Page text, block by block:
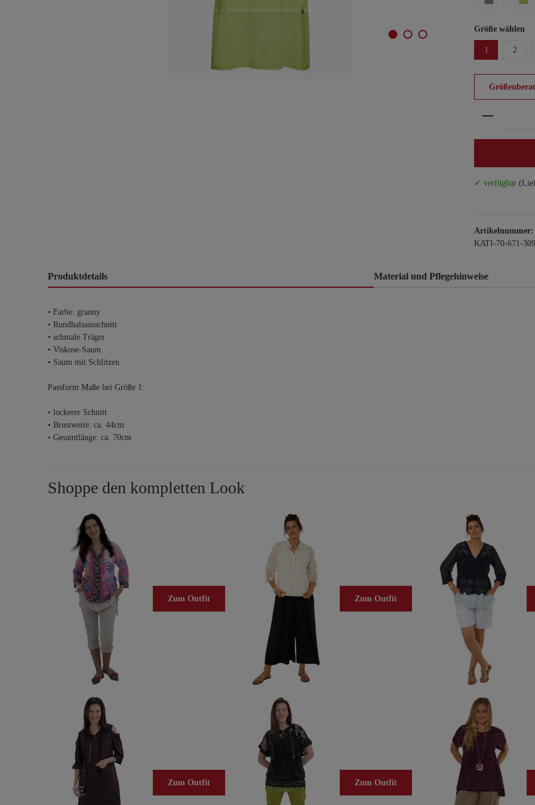
Größe wählen
1 2
Produkt
✓ verfügbar
Artikelnummer:
KATI-70-671-309
Produktdetails Material und Pflegehinweise
• Farbe: granny
• Rundhalsausschnitt
• schmale Träger
• Viskose-Saum
• Saum mit Schlitzen
Passform Maße bei Größe 1:
• lockerer Schnitt
• Brustweite: ca. 44cm
• Gesamtlänge: ca. 70cm
Shoppe den kompletten Look
Zum Outfit Zum Outfit
Zum Outfit Zum Outfit